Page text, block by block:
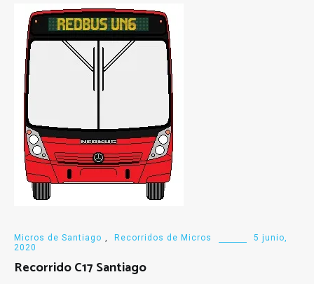
Micros de Santiago , Recorridos de Micros
5 junio,
2020
Recorrido C17 Santiago